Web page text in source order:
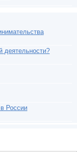
деятельности?
России